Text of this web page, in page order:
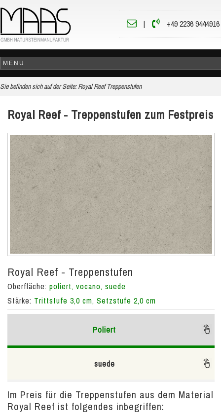
| +49 2236 9444916
Sie befinden sich auf der Seite: Royal Reef Treppenstufen
Royal Reef - Treppenstufen zum Festpreis
Royal Reef - Treppenstufen
Oberfläche: poliert, vocano, suede
Stärke: Trittstufe 3,0 cm, Setzstufe 2,0 cm
Poliert
suede
Im Preis für die Treppenstufen aus dem Material
Royal Reef ist folgendes inbegriffen: